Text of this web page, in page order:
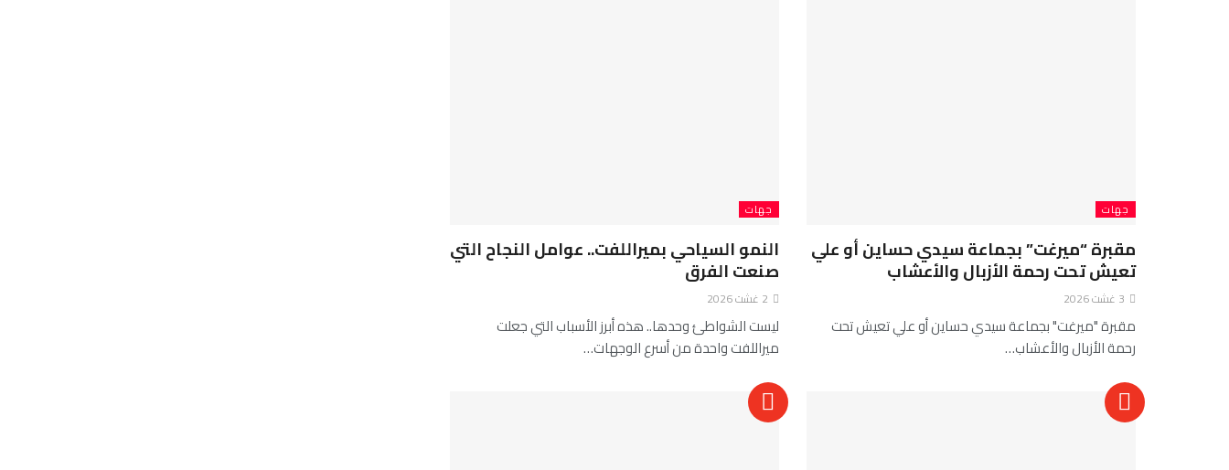
جهات
مقبرة “ميرغت” بجماعة سيدي حساين أو علي
تعيش تحت رحمة الأزبال والأعشاب
3 غشت 2026
مقبرة "ميرغت" بجماعة سيدي حساين أو علي تعيش تحت
رحمة الأزبال والأعشاب…
جهات
النمو السياحي بميراللفت.. عوامل النجاح التي
صنعت الفرق
2 غشت 2026
ليست الشواطئ وحدها.. هذه أبرز الأسباب التي جعلت
ميراللفت واحدة من أسرع الوجهات…